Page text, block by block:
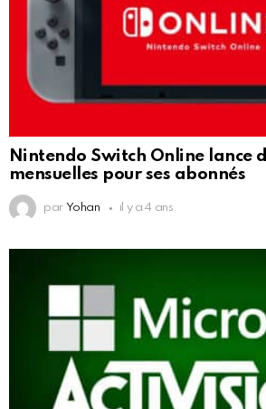
Nintendo Switch Online lance
mensuelles pour ses abonnés
par Yohan il y a 4 ans